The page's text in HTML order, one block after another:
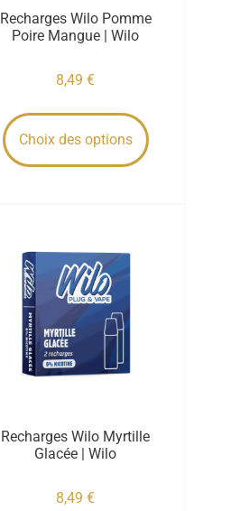
Recharges Wilo Pomme
Poire Mangue | Wilo
8,49€
Choix des options
Recharges Wilo Myrtille
Glacée | Wilo
8,49€